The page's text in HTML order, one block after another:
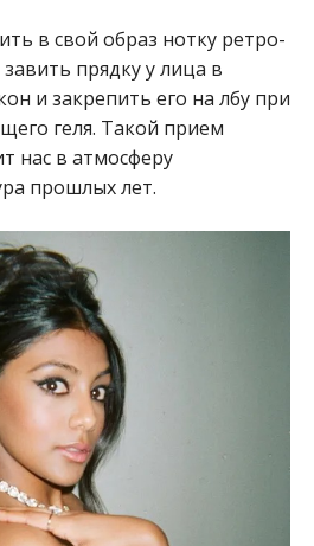
в свой образ нотку ретро-
прядку у лица в
и закрепить его на лбу при
геля. Такой прием
нас в атмосферу
прошлых лет.